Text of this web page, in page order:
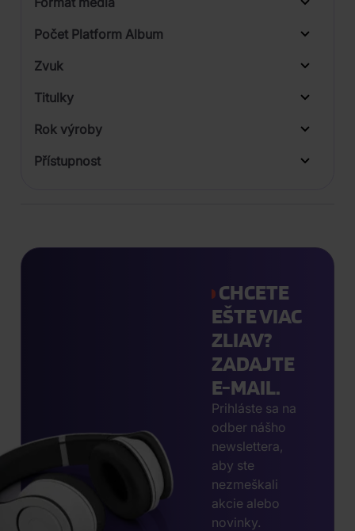
Počet Platform Album
Zvuk
Titulky
Rok výroby
Přístupnost
CHCETE
EŠTE VIAC
ZLIAV?
ZADAJTE
E-MAIL.
Prihláste sa na
odber nášho
newslettera,
aby ste
nezmeškali
akcie alebo
novinky.